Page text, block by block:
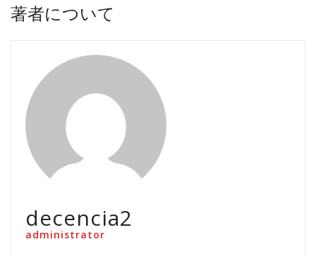
著者について
decencia2
administrator